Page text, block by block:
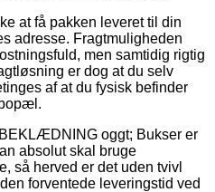
at få pakken leveret til din
adresse. Fragtmuligheden
men samtidig rigtig
er dog at du selv
af at du fysisk befinder
oggt; Bukser er
absolut skal bruge
så herved er det uden tvivl
forventede leveringstid ved